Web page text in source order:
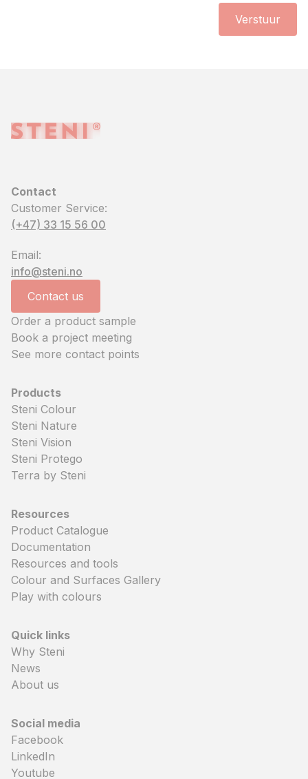
Verstuur
Contact
Customer Service:
(+47) 33 15 56 00
Email:
info@steni.no
Contact us
Order a product sample
Book a project meeting
See more contact points
Products
Steni Colour
Steni Nature
Steni Vision
Steni Protego
Terra by Steni
Resources
Product Catalogue
Documentation
Resources and tools
Colour and Surfaces Gallery
Play with colours
Quick links
Why Steni
News
About us
Social media
Facebook
LinkedIn
Youtube